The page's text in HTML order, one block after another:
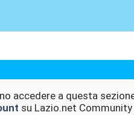
accedere a questa
su Lazio.net Community